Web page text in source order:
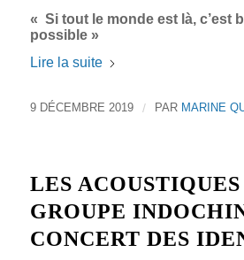
« Si tout le monde est là, c’est
possible »
Lire la suite
9 DÉCEMBRE 2019 / PAR MARINE
LES
GROUPE
CONCERT DES